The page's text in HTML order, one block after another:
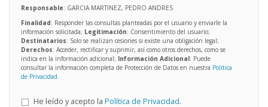
Responsable: GARCIA MARTINEZ, PEDRO ANDRES
Finalidad: Responder las consultas planteadas por el usuario y enviarle la
información solicitada; Legitimación: Consentimiento del usuario;
Destinatarios: Solo se realizan cesiones si existe una obligación legal;
Derechos: Acceder, rectificar y suprimir, así como otros derechos, como se
indica en la información adicional; Información Adicional: Puede
consultar la información completa de Protección de Datos en nuestra Política
de Privacidad
He leído y acepto la Política de Privacidad.